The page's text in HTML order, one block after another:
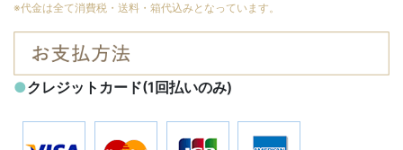
※代金は全て消費税・送料・箱代込みとなっています。
●クレジットカード(1回払いのみ)